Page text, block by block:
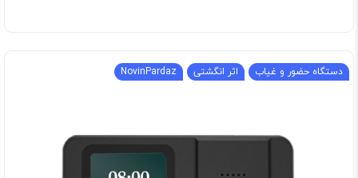
دستگاه حضور و غیاب اثر انگشتی NovinPardaz